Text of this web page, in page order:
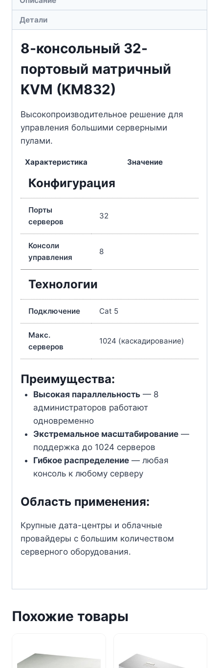
Детали
8-консольный 32-
портовый матричный
KVM (KM832)
Высокопроизводительное решение для
управления большими серверными
пулами.
Характеристика Значение
Конфигурация
Порты
серверов
32
Консоли
управления
8
Технологии
Подключение Cat 5
Макс.
серверов
1024 (каскадирование)
Преимущества:
Высокая параллельность— 8
администраторов работают
одновременно
Экстремальное масштабирование—
поддержка до 1024 серверов
Гибкое распределение— любая
консоль к любому серверу
Область применения:
Крупные дата-центры и облачные
провайдеры с большим количеством
серверного оборудования.
Похожие товары